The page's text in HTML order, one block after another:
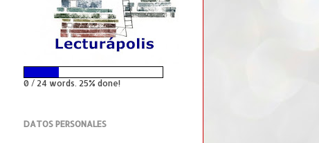
0 / 24 words. 25% done!
DATOS PERSONALES